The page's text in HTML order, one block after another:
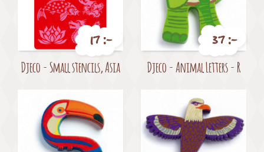
Pris
17 :-
Djeco - Small stencils, Asia
Pris
37 :-
Djeco - Animal Letters - R